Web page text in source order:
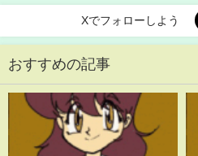
Xでフォローしよう
おすすめの記事